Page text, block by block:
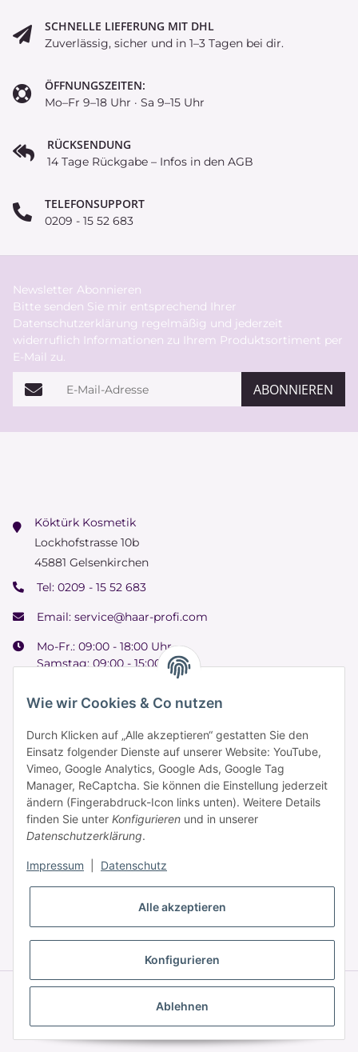
Wie wir Cookies & Co nutzen
Durch Klicken auf „Alle akzeptieren“ gestatten Sie den
Einsatz folgender Dienste auf unserer Website: YouTube,
Vimeo, Google Analytics, Google Ads, Google Tag
Manager, ReCaptcha. Sie können die Einstellung jederzeit
ändern (Fingerabdruck-Icon links unten). Weitere Details
finden Sie unter Konfigurieren und in unserer
Datenschutzerklärung.
Impressum Datenschutz
Alle akzeptieren
Konfigurieren
Ablehnen
SCHNELLE LIEFERUNG MIT DHL
Zuverlässig, sicher und in 1–3 Tagen bei dir.
ÖFFNUNGSZEITEN:
Mo–Fr 9–18 Uhr · Sa 9–15 Uhr
RÜCKSENDUNG
14 Tage Rückgabe – Infos in den AGB
TELEFONSUPPORT
0209 - 15 52 683
Newsletter Abonnieren
Bitte senden Sie mir entsprechend Ihrer
Datenschutzerklärung regelmäßig und jederzeit
widerruflich Informationen zu Ihrem Produktsortiment per
E-Mail zu.
E-Mail-Adresse ABONNIEREN
Köktürk Kosmetik
Lockhofstrasse 10b
45881 Gelsenkirchen
Tel: 0209 - 15 52 683
Email: service@haar-profi.com
Mo-Fr.: 09:00 - 18:00 Uhr
Samstag: 09:00 - 15:00 Uhr
Informationen
Zahlung & Versand
© © 2025 HAAR PROFI – A brand of Novon Professional GmbH
JTL-Shop|FIRE JTL-Shop Template